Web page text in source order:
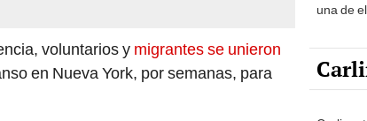
voluntarios y migrantes se unieron
en Nueva York, por semanas, para
una de